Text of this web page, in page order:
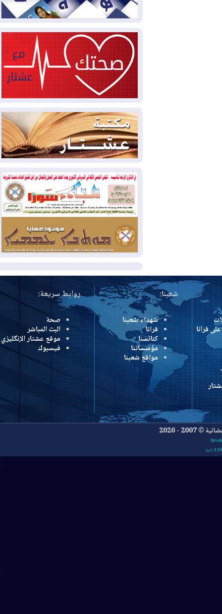
2026-08-03كوبا تغرق في الظلام مجددا
2026-08-03
أوامر بإجلاء 60 ألف شخص
بسبب الحرائق في ولاية واشنطن
2026-08-02
مشروع "حسابي" يُمهل
الموظفين حتى نهاية أغسطس لاستلام
بطاقاتهم المصرفية
2026-08-02دمشق وعمّان تحذران بغداد:
أي هجوم من أراضي العراق سيواجه برد
2026-08-02ترامب: الولايات المتحدة
وإسرائيل تعلقان شن ضربات على إيران
2026-08-01
تقرير: الولايات المتحدة تسحب
منظومة باتريوت الدفاعية من أربيل
2026-08-01
النفط: اتفاقية ثلاثية لاستئناف
التصدير عبر جيهان بطاقة 750 ألف برميل
يومياً
المزيد
شعبنا:
شهداء شعبنا
قرانا
كنائسنا
مؤسساتنا
مواقع شعبنا
روابط سريعة:
صحة
البث المباشر
موقع عشتار الإنگليزي
فيسبوك
2026